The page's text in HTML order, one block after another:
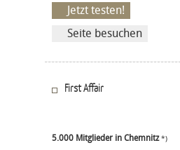
Jetzt testen!
Seite besuchen
First Affair
5.000 Mitglieder in Chemnitz*)